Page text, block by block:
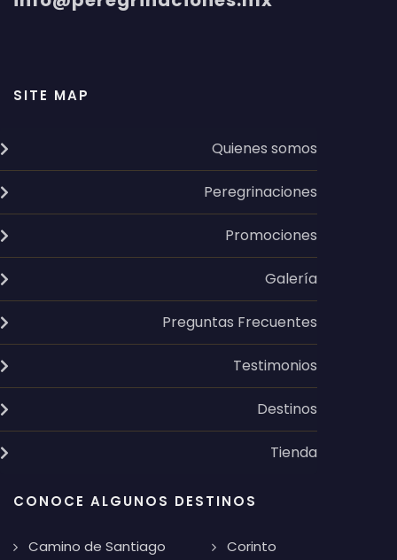
SITE MAP
Quienes somos
Peregrinaciones
Promociones
Galería
Preguntas Frecuentes
Testimonios
Destinos
Tienda
CONOCE ALGUNOS DESTINOS
Camino de Santiago
Corinto